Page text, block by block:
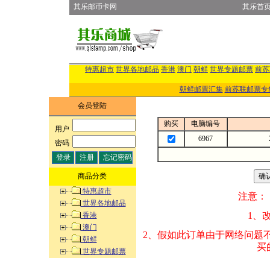
其乐邮币卡网 其乐首
特惠超市 世界各地邮品 香港 澳门 朝鲜 世界专题邮票 前
朝鲜邮票汇集 前苏联邮票专
会员登陆
用户:
密码:
商品分类
特惠超市
世界各地邮品
香港
澳门
朝鲜
世界专题邮票
购买
电脑编号
6967
注意：
1、改变商品数量
2、假如此订单由
买的邮品的“